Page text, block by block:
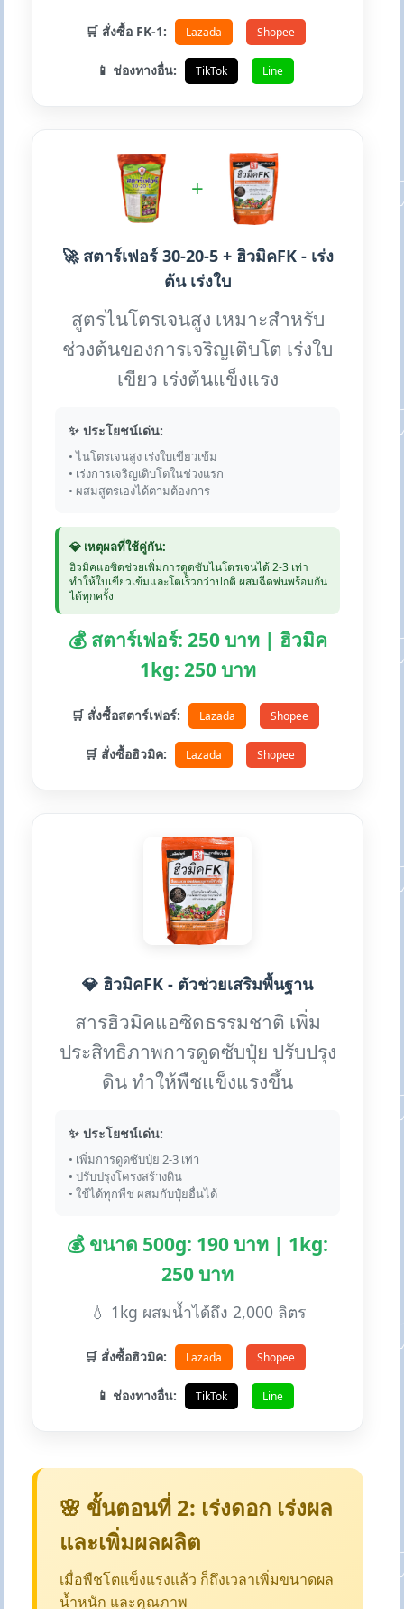
🛒 สั่งซื้อ FK-1: Lazada Shopee
📱 ช่องทางอื่น: TikTok Line
+
🚀 สตาร์เฟอร์ 30-20-5 + ฮิวมิคFK - เร่ง
ต้น เร่งใบ
สูตรไนโตรเจนสูง เหมาะสำหรับ
ช่วงต้นของการเจริญเติบโต เร่งใบ
เขียว เร่งต้นแข็งแรง
✨ ประโยชน์เด่น:
• ไนโตรเจนสูง เร่งใบเขียวเข้ม
• เร่งการเจริญเติบโตในช่วงแรก
• ผสมสูตรเองได้ตามต้องการ
💎 เหตุผลที่ใช้คู่กัน:
ฮิวมิคแอซิดช่วยเพิ่มการดูดซับไนโตรเจนได้ 2-3 เท่า
ทำให้ใบเขียวเข้มและโตเร็วกว่าปกติ ผสมฉีดพ่นพร้อมกัน
ได้ทุกครั้ง
💰 สตาร์เฟอร์: 250 บาท | ฮิวมิค
1kg: 250 บาท
🛒 สั่งซื้อสตาร์เฟอร์: Lazada Shopee
🛒 สั่งซื้อฮิวมิค: Lazada Shopee
💎 ฮิวมิคFK - ตัวช่วยเสริมพื้นฐาน
สารฮิวมิคแอซิดธรรมชาติ เพิ่ม
ประสิทธิภาพการดูดซับปุ๋ย ปรับปรุง
ดิน ทำให้พืชแข็งแรงขึ้น
✨ ประโยชน์เด่น:
• เพิ่มการดูดซับปุ๋ย 2-3 เท่า
• ปรับปรุงโครงสร้างดิน
• ใช้ได้ทุกพืช ผสมกับปุ๋ยอื่นได้
💰 ขนาด 500g: 190 บาท | 1kg:
250 บาท
💧 1kg ผสมน้ำได้ถึง 2,000 ลิตร
🛒 สั่งซื้อฮิวมิค: Lazada Shopee
📱 ช่องทางอื่น: TikTok Line
🌸 ขั้นตอนที่ 2: เร่งดอก เร่งผล
และเพิ่มผลผลิต
เมื่อพืชโตแข็งแรงแล้ว ก็ถึงเวลาเพิ่มขนาดผล
น้ำหนัก และคุณภาพ